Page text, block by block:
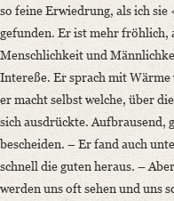
so feine Erwiedrung, als ich sie
gefunden. Er ist mehr fröhlich,
Menschlichkeit und
Intereße. Er sprach mit Wärme
er macht selbst welche, über
sich ausdrückte. Aufbrausend,
bescheiden. – Er fand auch
schnell die guten heraus. –
werden uns oft sehen und uns